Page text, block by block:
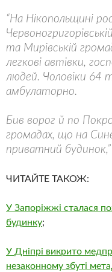
“На Нікопольщині
та Мирівській
легкові автівки,
людей. Чоловіки 64
амбулаторно.
Бив ворог й по
громадах, що на
приватний
ЧИТАЙТЕ ТАКОЖ:
У Запоріжжі сталася
будинку;
У Дніпрі викрито
незаконному збуті